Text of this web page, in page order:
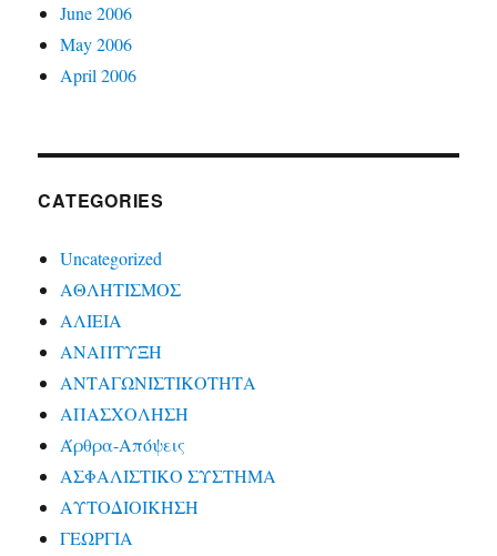
June 2006
May 2006
April 2006
CATEGORIES
Uncategorized
ΑΘΛΗΤΙΣΜΟΣ
ΑΛΙΕΙΑ
ΑΝΑΠΤΥΞΗ
ΑΝΤΑΓΩΝΙΣΤΙΚΟΤΗΤΑ
ΑΠΑΣΧΟΛΗΣΗ
Άρθρα-Απόψεις
ΑΣΦΑΛΙΣΤΙΚΟ ΣΥΣΤΗΜΑ
ΑΥΤΟΔΙΟΙΚΗΣΗ
ΓΕΩΡΓΙΑ